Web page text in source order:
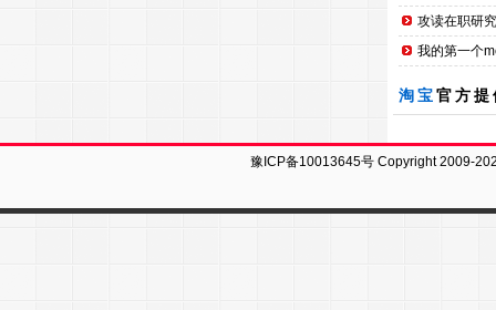
攻读在职研
我的第一个
淘宝官方
豫ICP备10013645号 Copyright 2009-